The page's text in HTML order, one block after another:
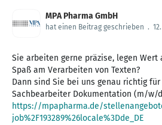
MPA Pharma GmbH
hat einen Beitrag geschrieben .
Sie arbeiten gerne präzise, legen
Spaß am Verarbeiten von Texten?
Dann sind Sie bei uns genau richtig
https://mpapharma.de/
job%2F193289%26locale%3Dde_DE